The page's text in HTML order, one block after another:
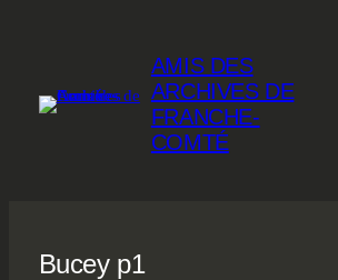
AMIS DES
ARCHIVES DE
FRANCHE-
COMTÉ
Bucey p1